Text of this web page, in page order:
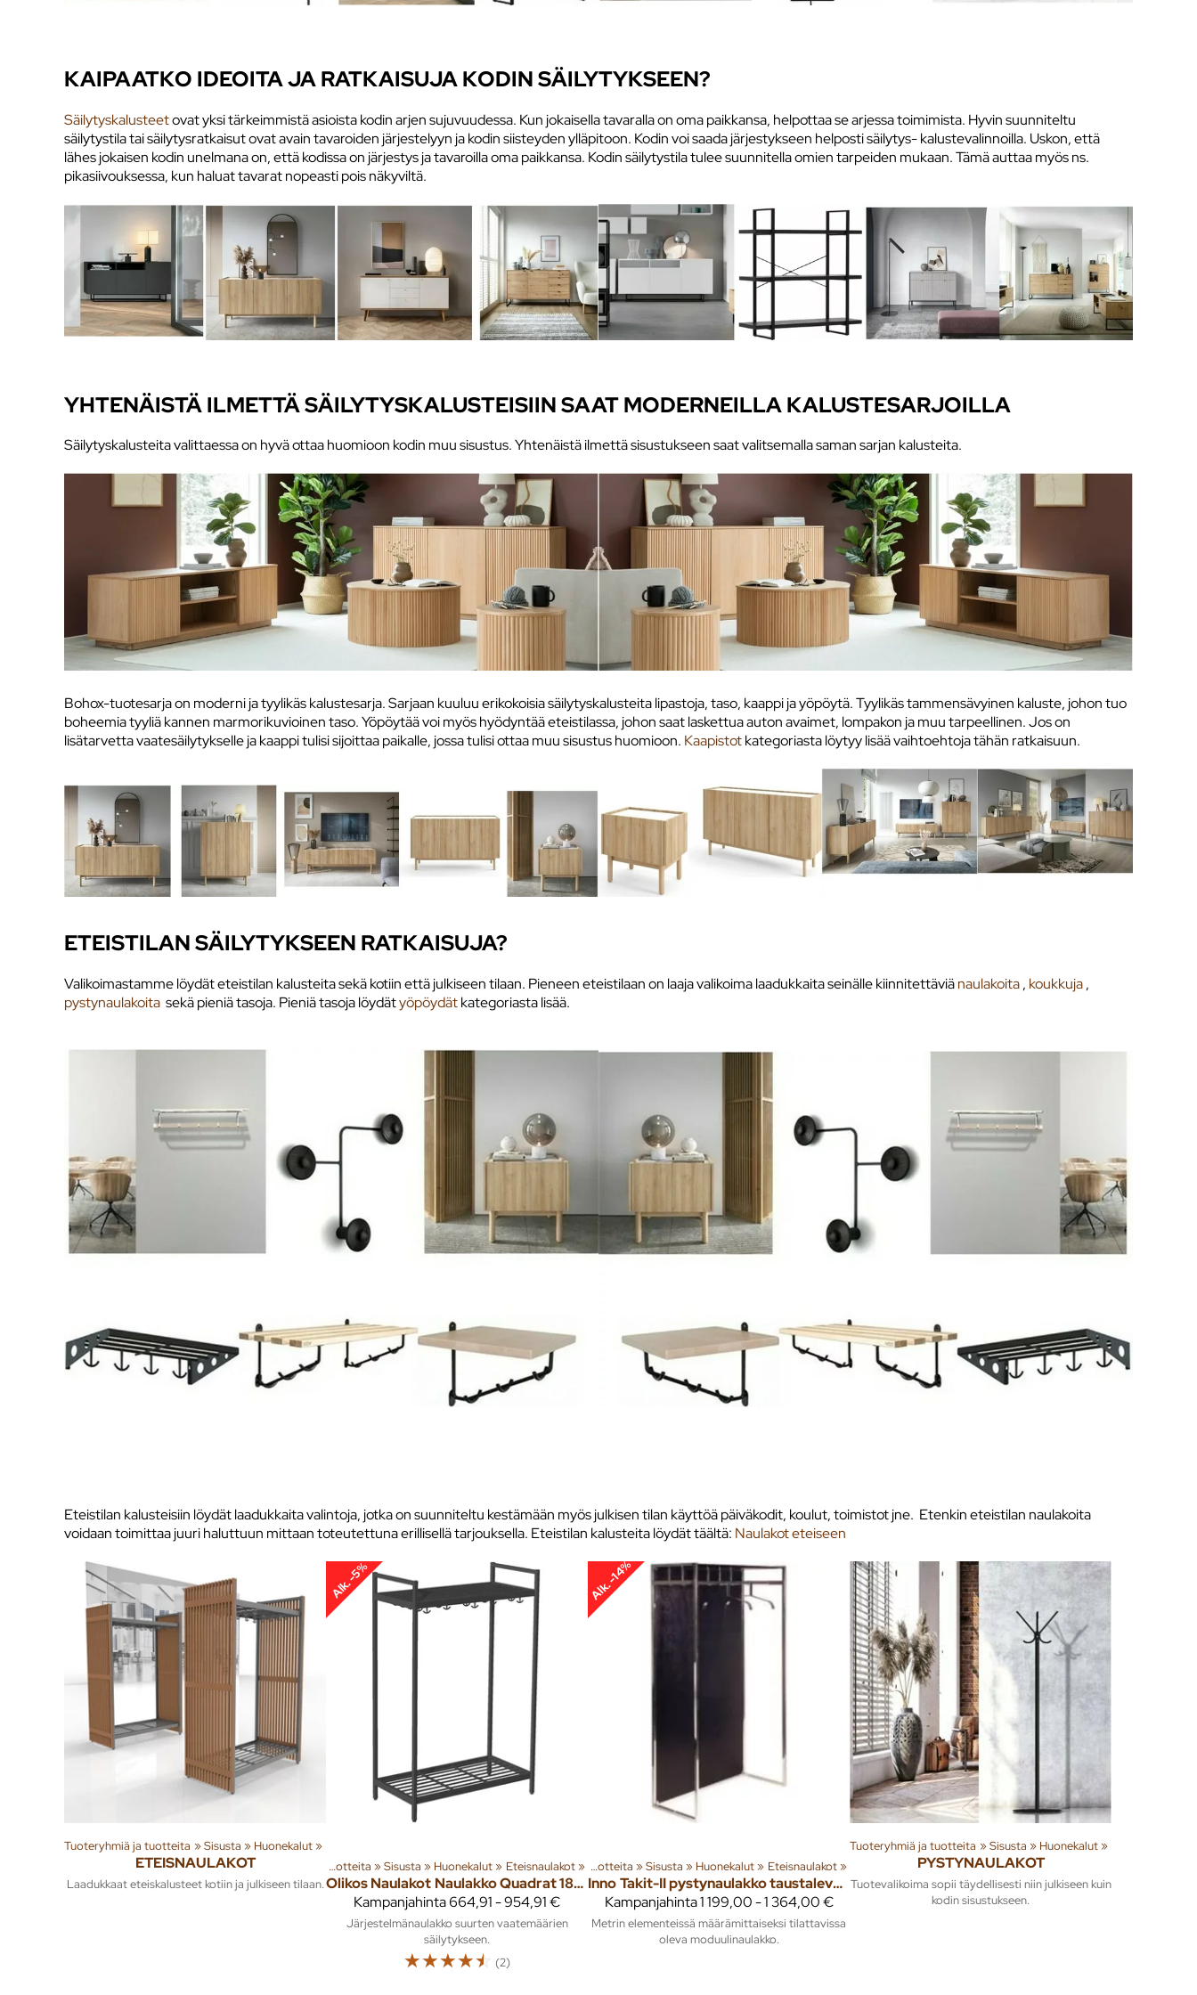
KAIPAATKO IDEOITA JA RATKAISUJA KODIN SÄILYTYKSEEN?
Säilytyskalusteetovat yksi tärkeimmistä asioista kodin arjen sujuvuudessa. Kun jokaisella tavaralla on oma paikkansa, helpottaa se arjessa toimimista. Hyvin suunniteltu
säilytystila tai säilytysratkaisut ovat avain tavaroiden järjestelyyn ja kodin siisteyden ylläpitoon. Kodin voi saada järjestykseen helposti säilytys- kalustevalinnoilla. Uskon, että
lähes jokaisen kodin unelmana on, että kodissa on järjestys ja tavaroilla oma paikkansa. Kodin säilytystila tulee suunnitella omien tarpeiden mukaan. Tämä auttaa myös ns.
pikasiivouksessa, kun haluat tavarat nopeasti pois näkyviltä.
YHTENÄISTÄ ILMETTÄ SÄILYTYSKALUSTEISIIN SAAT MODERNEILLA KALUSTESARJOILLA
Säilytyskalusteita valittaessa on hyvä ottaa huomioon kodin muu sisustus. Yhtenäistä ilmettä sisustukseen saat valitsemalla saman sarjan kalusteita.
Bohox-tuotesarja on moderni ja tyylikäs kalustesarja. Sarjaan kuuluu erikokoisia säilytyskalusteita lipastoja, taso, kaappi ja yöpöytä. Tyylikäs tammensävyinen kaluste, johon tuo
boheemia tyyliä kannen marmorikuvioinen taso. Yöpöytää voi myös hyödyntää eteistilassa, johon saat laskettua auton avaimet, lompakon ja muu tarpeellinen. Jos on
lisätarvetta vaatesäilytykselle ja kaappi tulisi sijoittaa paikalle, jossa tulisi ottaa muu sisustus huomioon. Kaapistotkategoriasta löytyy lisää vaihtoehtoja tähän ratkaisuun.
ETEISTILAN SÄILYTYKSEEN RATKAISUJA?
Valikoimastamme löydät eteistilan kalusteita sekä kotiin että julkiseen tilaan. Pieneen eteistilaan on laaja valikoima laadukkaita seinälle kiinnitettäviänaulakoita, koukkuja,
pystynaulakoita sekä pieniä tasoja. Pieniä tasoja löydätyöpöydätkategoriasta lisää.
Eteistilan kalusteisiin löydät laadukkaita valintoja, jotka on suunniteltu kestämään myös julkisen tilan käyttöä päiväkodit, koulut, toimistot jne. Etenkin eteistilan naulakoita
voidaan toimittaa juuri haluttuun mittaan toteutettuna erillisellä tarjouksella. Eteistilan kalusteita löydät täältä: Naulakot eteiseen
Tuoteryhmiä ja tuotteita ‪»Sisusta ‪» Huonekalut‪»
ETEISNAULAKOT
Laadukkaat eteiskalusteet kotiin ja julkiseen tilaan.
Alk. -5%
Tuoteryhmiä ja tuotteita ‪»Sisusta ‪» Huonekalut‪» Eteisnaulakot‪»
Olikos Naulakot
Naulakko Quadrat 1804
Kampanjahinta664,91 - 954,91 €
Järjestelmänaulakko suurten vaatemäärien
säilytykseen.
☆☆☆☆☆ (2)
Alk. -14%
Tuoteryhmiä ja tuotteita ‪»Sisusta ‪» Huonekalut‪» Eteisnaulakot‪»
Inno
Takit-II pystynaulakko taustalevyllä moduulinaulakko 1m
Kampanjahinta1 199,00 - 1 364,00 €
Metrin elementeissä määrämittaiseksi tilattavissa
oleva moduulinaulakko.
Tuoteryhmiä ja tuotteita ‪»Sisusta ‪» Huonekalut‪»
PYSTYNAULAKOT
Tuotevalikoima sopii täydellisesti niin julkiseen kuin
kodin sisustukseen.